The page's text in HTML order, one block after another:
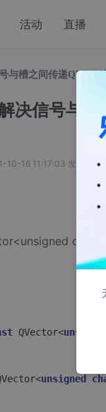
活动 直播
与槽之间传递QVector
决信号与槽
10-16 11:17:03 发布
QVector<unsigned
unsigned